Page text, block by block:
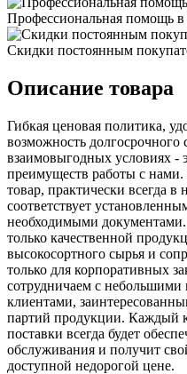
Профессиональная помощь в
Скидки постоянным
Описание товара
Гибкая ценовая политика,
возможность долгосрочного
взаимовыгодных условиях -
преимуществ работы с нами.
товар, практически всегда
соответствует
необходимыми
только качественной
высокосортного сырья и
только для корпоративных
сотрудничаем с
клиентами,
партий продукции. Каждый
поставки всегда будет
обслуживания и получит
доступной недорогой цене.